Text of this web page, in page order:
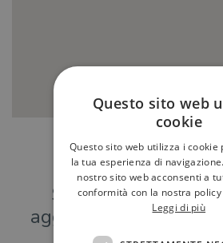
Hai una
Scrivici a
aggiungere o
Questo sito web
cookie
Questo sito web utilizza i
la tua esperienza di
nostro sito web acconsenti a
conformità con la nostra
Leggi di più